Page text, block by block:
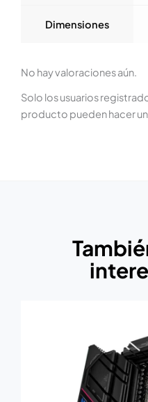
Dimensiones
No hay valoraciones aún.
Solo los usuarios
producto pueden hacer